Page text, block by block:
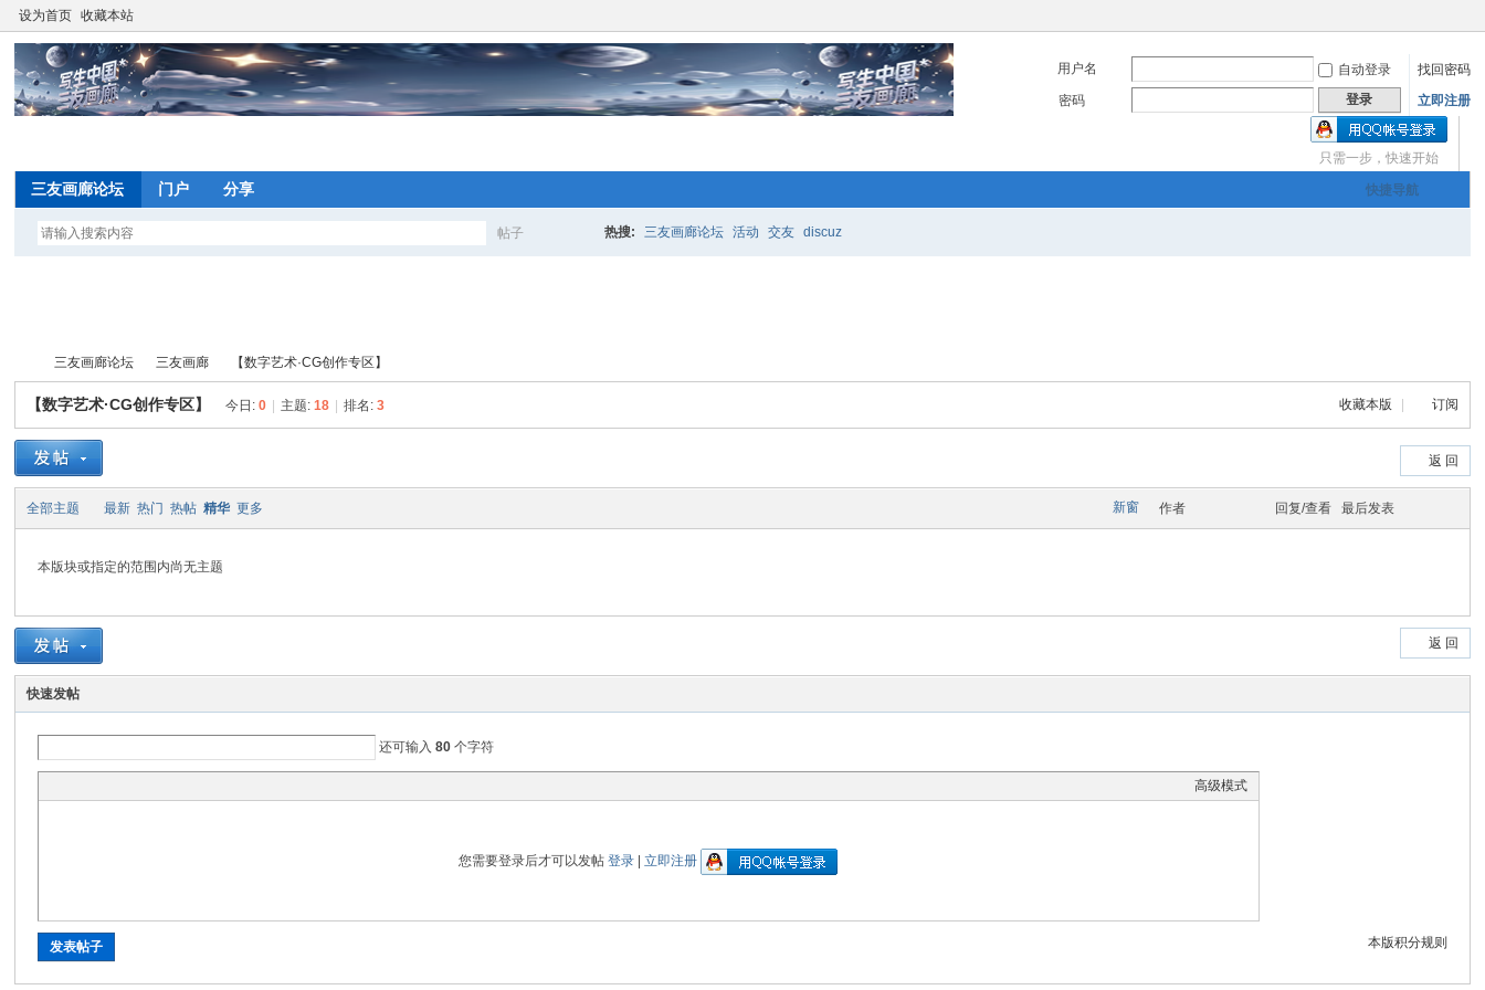
设为首页 收藏本站
用户名 自动登录
找回密码
密码
登录 立即注册
只需一步，快速开始
快捷导航
三友画廊论坛 门户 分享
帖子 热搜: 三友画廊论坛 活动 交友 discuz
望更多的人加入你我同行。www.xixi118.com
望更多的人加入你我同行。www.xixi118.com
间，那就赶快来应聘吧！www.xixi118.com
生
»
三友画廊论坛 三友画廊 【数字艺术·CG创作专区】
收藏本版 订阅
【数字艺术·CG创作专区】 今日:0 主题:18 排名:3
返 回
新窗
全部主题 最新 热门 热帖 精华 更多 作者 回复/查看 最后发表
本版块或指定的范围内尚无主题
返 回
快速发帖
还可输入80 个字符
高级模式
您需要登录后才可以发帖登录 |立即注册
本版积分规则
发表帖子